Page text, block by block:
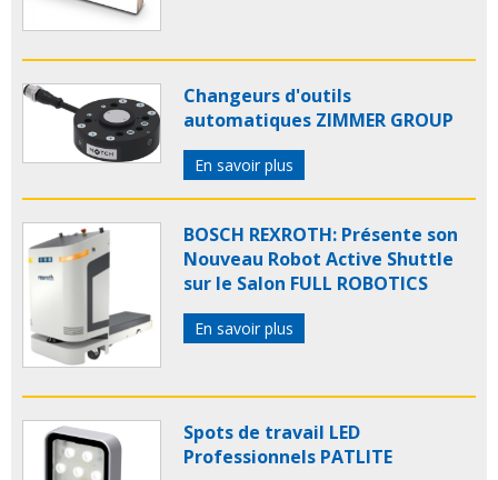
Changeurs d'outils
automatiques ZIMMER GROUP
En savoir plus
BOSCH REXROTH: Présente son
Nouveau Robot Active Shuttle
sur le Salon FULL ROBOTICS
En savoir plus
Spots de travail LED
Professionnels PATLITE